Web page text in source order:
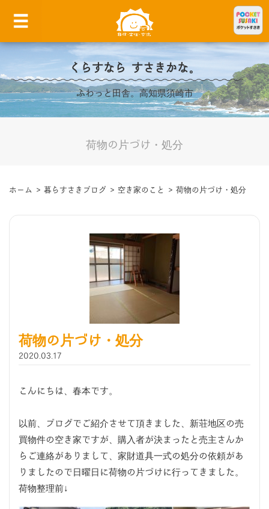
くらすなら すさきかな。
ふわっと田舎。高知県須崎市
荷物の片づけ・処分
ホーム > 暮らすさきブログ > 空き家のこと > 荷物の片づけ・処分
荷物の片づけ・処分
2020.03.17
こんにちは、春本です。
以前、ブログでご紹介させて頂きました、新荘地区の売
買物件の空き家ですが、購入者が決まったと売主さんか
らご連絡がありまして、家財道具一式の処分の依頼があ
りましたので日曜日に荷物の片づけに行ってきました。
荷物整理前↓